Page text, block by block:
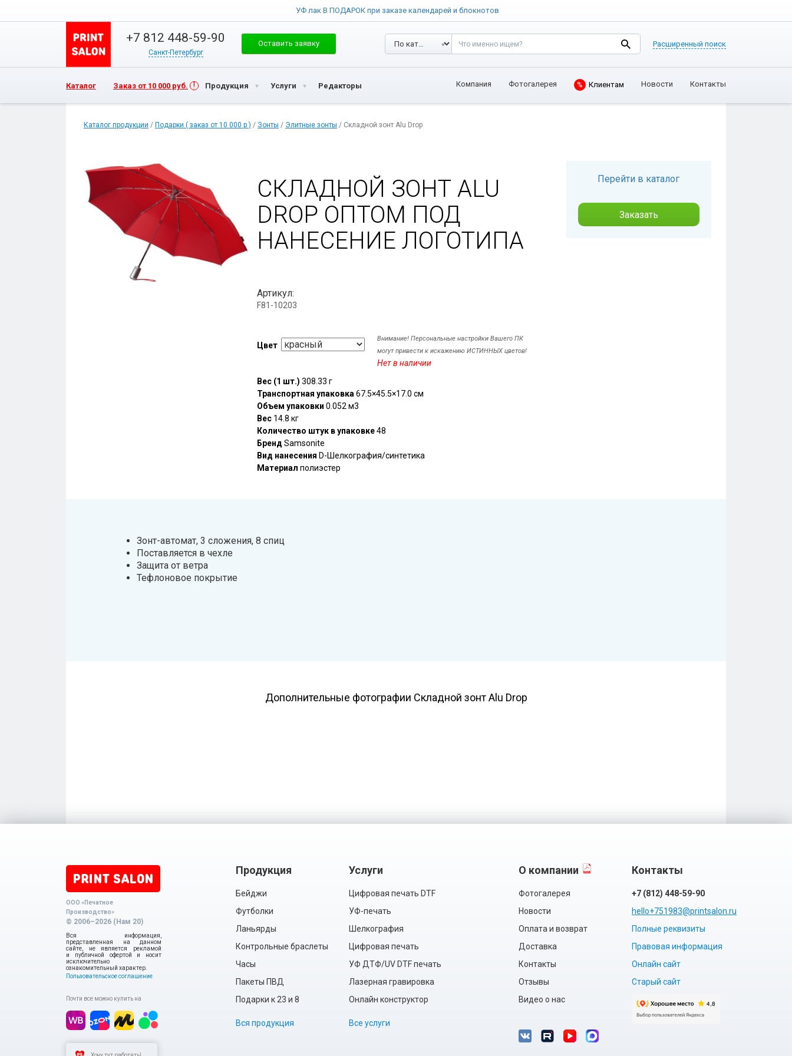
УФ лак В ПОДАРОК при заказе календарей и блокнотов
+7 812 448-59-90
Санкт-Петербург
Оставить заявку Расширенный поиск
Каталог Заказ от 10 000 руб. Продукция Услуги Редакторы Компания Фотогалерея % Клиентам Новости Контакты
Каталог продукции / Подарки ( заказ от 10 000 р ) / Зонты / Элитные зонты / Складной зонт Alu Drop
СКЛАДНОЙ ЗОНТ ALU
DROP ОПТОМ ПОД
НАНЕСЕНИЕ ЛОГОТИПА
Артикул:
F81-10203
Цвет
Внимание! Персональные настройки Вашего ПК
могут привести к искажению ИСТИННЫХ цветов!
Нет в наличии
Вес (1 шт.) 308.33 г
Транспортная упаковка 67.5×45.5×17.0 см
Объем упаковки 0.052 м3
Вес 14.8 кг
Количество штук в упаковке48
Бренд Samsonite
Вид нанесения D-Шелкография/синтетика
Материал полиэстер
Перейти в каталог
Заказать
Зонт-автомат, 3 сложения, 8 спиц
Поставляется в чехле
Защита от ветра
Тефлоновое покрытие
Дополнительные фотографии Складной зонт Alu Drop
ООО «Печатное
Производство»
© 2006–2026 (Нам 20)
Вся информация,
представленная на данном
сайте, не является рекламой
и публичной офертой и носит
исключительно
ознакомительный характер.
Пользовательское соглашение
Почти все можно купить на
Продукция
Бейджи
Футболки
Ланьярды
Контрольные браслеты
Часы
Пакеты ПВД
Подарки к 23 и 8
Вся продукция
Услуги
Цифровая печать DTF
УФ-печать
Шелкография
Цифровая печать
УФ ДТФ/UV DTF печать
Лазерная гравировка
Онлайн конструктор
Все услуги
О компании
Фотогалерея
Новости
Оплата и возврат
Доставка
Контакты
Отзывы
Видео о нас
Контакты
+7 (812) 448-59-90
hello+751983@printsalon.ru
Полные реквизиты
Правовая информация
Онлайн сайт
Старый сайт